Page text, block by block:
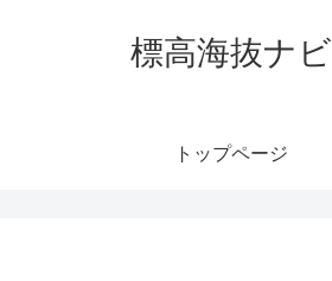
標高海抜ナビ
トップページ